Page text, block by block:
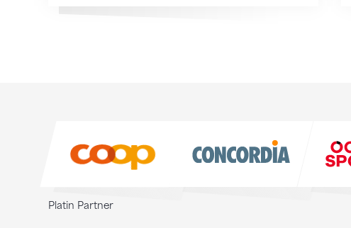
Platin Partner